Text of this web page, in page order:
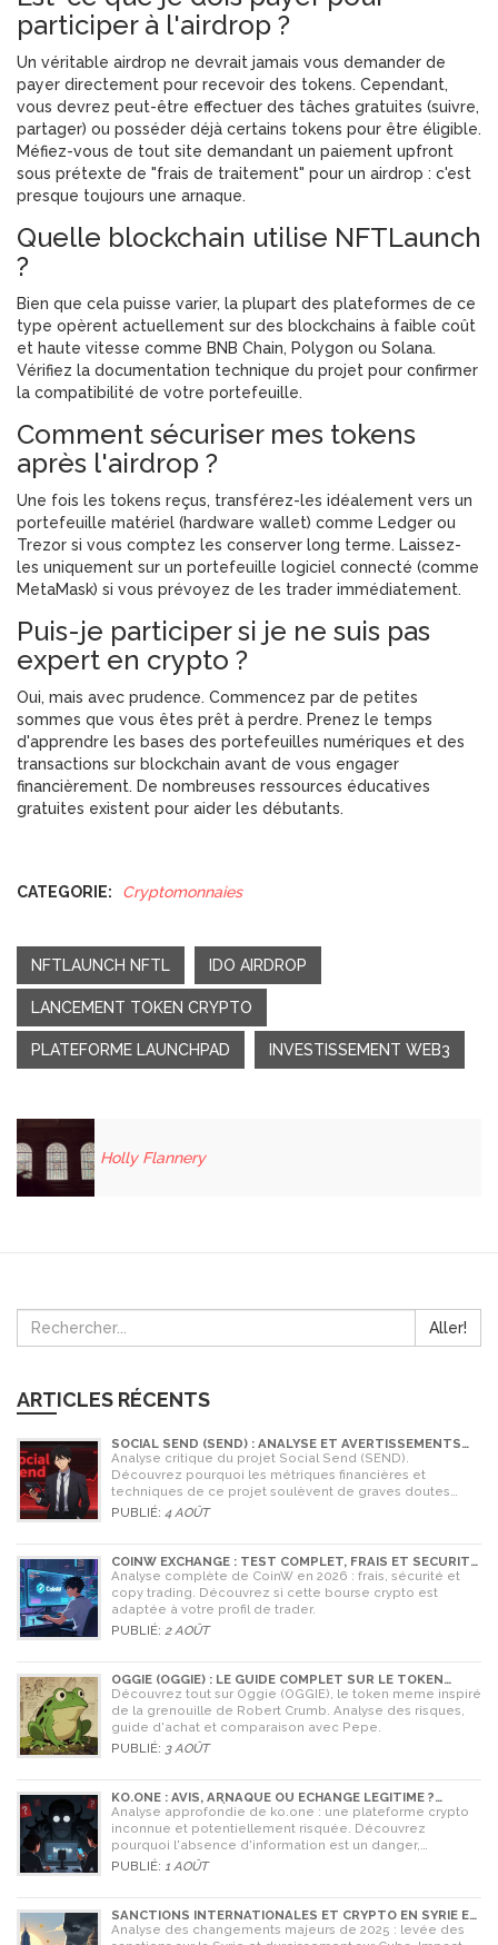
participer à l'airdrop ?
Un véritable airdrop ne devrait jamais vous demander de
payer directement pour recevoir des tokens. Cependant,
vous devrez peut-être effectuer des tâches gratuites (suivre,
partager) ou posséder déjà certains tokens pour être éligible.
Méfiez-vous de tout site demandant un paiement upfront
sous prétexte de "frais de traitement" pour un airdrop : c'est
presque toujours une arnaque.
Quelle blockchain utilise NFTLaunch
?
Bien que cela puisse varier, la plupart des plateformes de ce
type opèrent actuellement sur des blockchains à faible coût
et haute vitesse comme BNB Chain, Polygon ou Solana.
Vérifiez la documentation technique du projet pour confirmer
la compatibilité de votre portefeuille.
Comment sécuriser mes tokens
après l'airdrop ?
Une fois les tokens reçus, transférez-les idéalement vers un
portefeuille matériel (hardware wallet) comme Ledger ou
Trezor si vous comptez les conserver long terme. Laissez-
les uniquement sur un portefeuille logiciel connecté (comme
MetaMask) si vous prévoyez de les trader immédiatement.
Puis-je participer si je ne suis pas
expert en crypto ?
Oui, mais avec prudence. Commencez par de petites
sommes que vous êtes prêt à perdre. Prenez le temps
d'apprendre les bases des portefeuilles numériques et des
transactions sur blockchain avant de vous engager
financièrement. De nombreuses ressources éducatives
gratuites existent pour aider les débutants.
CATEGORIE: Cryptomonnaies
NFTLAUNCH NFTL IDO AIRDROP
LANCEMENT TOKEN CRYPTO
PLATEFORME LAUNCHPAD INVESTISSEMENT WEB3
Holly Flannery
Aller!
ARTICLES RÉCENTS
SOCIAL SEND (SEND) : ANALYSE ET AVERTISSEMENTS
CRITIQUES POUR 2026
Analyse critique du projet Social Send (SEND).
Découvrez pourquoi les métriques financières et
techniques de ce projet soulèvent de graves doutes
quant à sa légitimité en 2026.
PUBLIÉ: 4 AOÛT
COINW EXCHANGE : TEST COMPLET, FRAIS ET SÉCURITÉ
EN 2026
Analyse complète de CoinW en 2026 : frais, sécurité et
copy trading. Découvrez si cette bourse crypto est
adaptée à votre profil de trader.
PUBLIÉ: 2 AOÛT
OGGIE (OGGIE) : LE GUIDE COMPLET SUR LE TOKEN
MEME DE LA GRENOUILLE
Découvrez tout sur Oggie (OGGIE), le token meme inspiré
de la grenouille de Robert Crumb. Analyse des risques,
guide d'achat et comparaison avec Pepe.
PUBLIÉ: 3 AOÛT
KO.ONE : AVIS, ARNAQUE OU ÉCHANGE LÉGITIME ?
ANALYSE COMPLÈTE
Analyse approfondie de ko.one : une plateforme crypto
inconnue et potentiellement risquée. Découvrez
pourquoi l'absence d'information est un danger,
comparez avec Coinone et apprenez à vérifier la sécurité
PUBLIÉ: 1 AOÛT
SANCTIONS INTERNATIONALES ET CRYPTO EN SYRIE ET
CUBA : L'IMPACT MAJEUR DE 2025
Analyse des changements majeurs de 2025 : levée des